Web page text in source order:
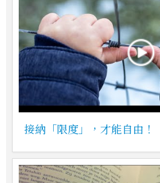
接納「限度」，才能自由！